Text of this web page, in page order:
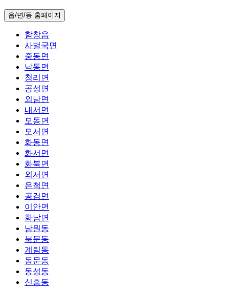
읍/면/동 홈페이지
함창읍
사벌국면
중동면
낙동면
청리면
공성면
외남면
내서면
모동면
모서면
화동면
화서면
화북면
외서면
은척면
공검면
이안면
화남면
남원동
북문동
계림동
동문동
동성동
신흥동